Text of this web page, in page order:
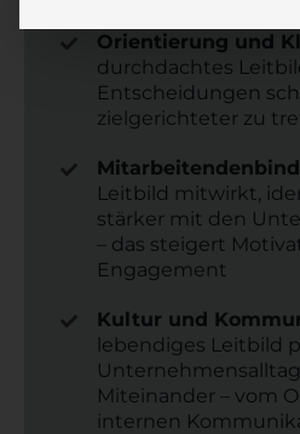
Orientierung und
durchdachtes
Entscheidungen
zielgerichteter zu
Leitbild mitwirkt,
stärker mit den
– das steigert
Engagement
Kultur und
lebendiges Leitbild
Miteinander – vom
internen